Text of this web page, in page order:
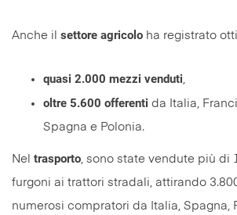
Anche il settore agricolo ha registrato
quasi 2.000 mezzi venduti,
oltre 5.600 offerenti da Italia,
Spagna e Polonia.
Nel trasporto, sono state vendute più di
furgoni ai trattori stradali, attirando
numerosi compratori da Italia, Spagna,